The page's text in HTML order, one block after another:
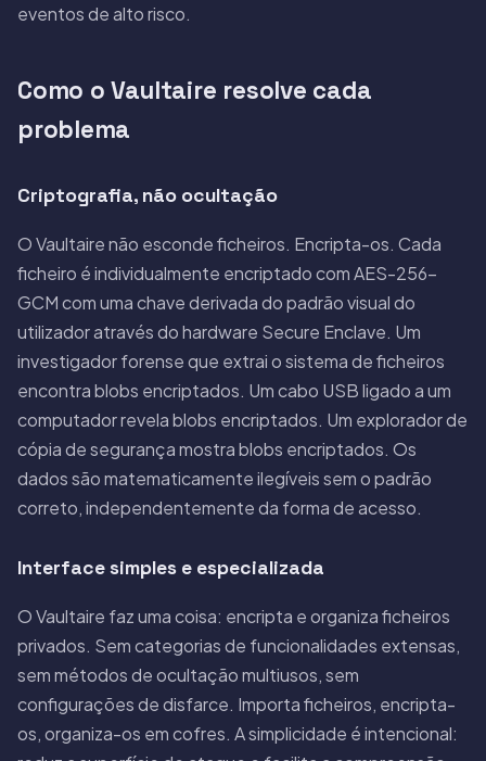
eventos de alto risco.
Como o Vaultaire resolve cada
problema
Criptografia, não ocultação
O Vaultaire não esconde ficheiros. Encripta-os. Cada
ficheiro é individualmente encriptado com AES-256-
GCM com uma chave derivada do padrão visual do
utilizador através do hardware Secure Enclave. Um
investigador forense que extrai o sistema de ficheiros
encontra blobs encriptados. Um cabo USB ligado a um
computador revela blobs encriptados. Um explorador de
cópia de segurança mostra blobs encriptados. Os
dados são matematicamente ilegíveis sem o padrão
correto, independentemente da forma de acesso.
Interface simples e especializada
O Vaultaire faz uma coisa: encripta e organiza ficheiros
privados. Sem categorias de funcionalidades extensas,
sem métodos de ocultação multiusos, sem
configurações de disfarce. Importa ficheiros, encripta-
os, organiza-os em cofres. A simplicidade é intencional: